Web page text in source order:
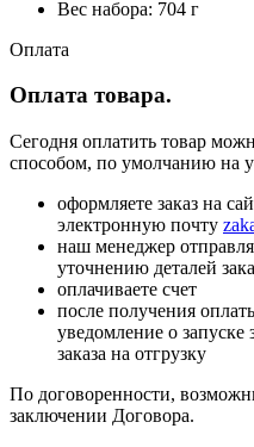
Вес набора: 704 г
Оплата
Оплата товара.
Сегодня оплатить товар
способом, по умолчанию на
оформляете заказ на
электронную почту
наш менеджер
уточнению деталей
оплачиваете счет
после получения
уведомление о запуске
заказа на отгрузку
По договоренности,
заключении Договора.